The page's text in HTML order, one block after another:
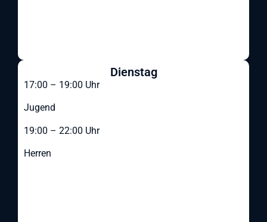
Dienstag
17:00 – 19:00 Uhr
Jugend
19:00 – 22:00 Uhr
Herren